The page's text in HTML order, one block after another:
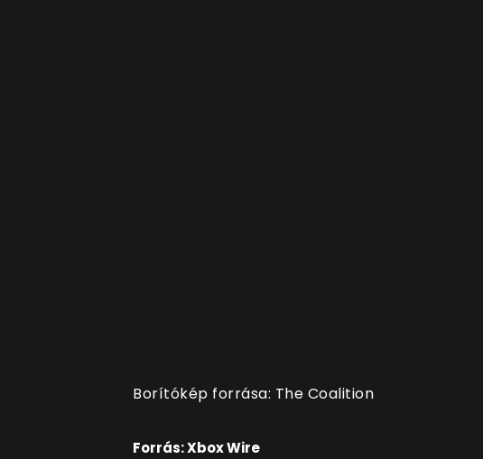
Borítókép forrása: The Coalition
Forrás: Xbox Wire